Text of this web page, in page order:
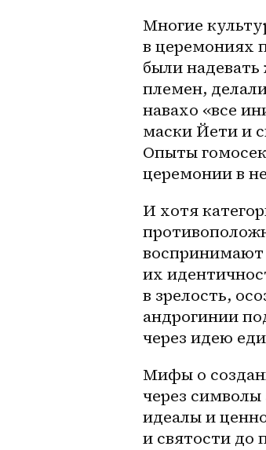
Многие
в церемониях
были надевать
племен,
навахо «все
маски Йети и
Опыты
церемонии в
И хотя
воспринимают
их
в зрелость,
андрогинии
через идею
Мифы о
через
идеалы и
и святости до